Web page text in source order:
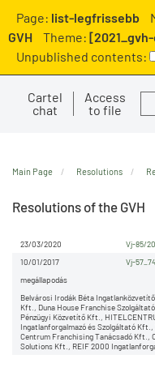
Page: list-legfrissebb
GVH
Theme:
Unpublished contents:
Cartel
chat
Access
to file
Main Page Resolutions
Resolutions of the GVH
23/03/2020 Vj-85/
10/01/2017
Vj-
Belvárosi Irodák Béta
Kft., Duna House Franchise
Pénzügyi Közvetítő Kft.,
Ingatlanforgalmazó és Szolgáltató
Centrum Franchising Tanácsadó Kft.,
Solutions Kft., REIF 2000
megállapodás